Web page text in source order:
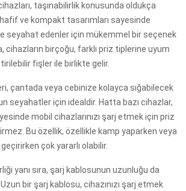
taşınabilirlik konusunda oldukça
hafif ve kompakt tasarımları sayesinde
seyahat edenler için mükemmel bir seçenek
cihazların birçoğu, farklı priz tiplerine uyum
fişler ile birlikte gelir.
çantada veya cebinize kolayca sığabilecek
seyahatler için idealdir. Hatta bazı cihazlar,
mobil cihazlarınızı şarj etmek için priz
Bu özellik, özellikle kamp yaparken veya
çok yararlı olabilir.
yanı sıra, şarj kablosunun uzunluğu da
bir şarj kablosu, cihazınızı şarj etmek